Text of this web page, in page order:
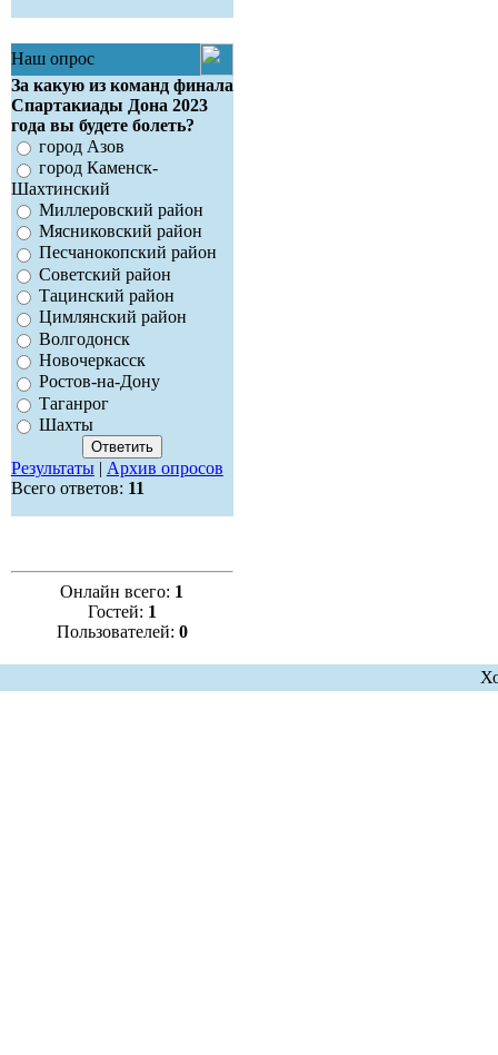
Наш опрос
За какую из команд финала
Спартакиады Дона 2023
года вы будете болеть?
город Азов
город Каменск-
Шахтинский
Миллеровский район
Мясниковский район
Песчанокопский район
Советский район
Тацинский район
Цимлянский район
Волгодонск
Новочеркасск
Ростов-на-Дону
Таганрог
Шахты
Результаты| Архив опросов
Всего ответов: 11
Онлайн всего: 1
Гостей: 1
Пользователей: 0